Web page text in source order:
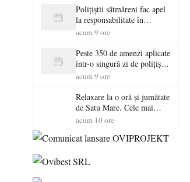
Polițiștii sătmăreni fac apel
la responsabilitate în
trafic…
acum 9 ore
Peste 350 de amenzi aplicate
într-o singură zi de polițiștii
sătmăreni
acum 9 ore
Relaxare la o oră și jumătate
de Satu Mare. Cele mai
spectaculoase piscine
Maramureș, ideale pentru o
acum 10 ore